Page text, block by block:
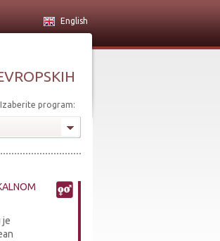
English
Izaberite program:
je